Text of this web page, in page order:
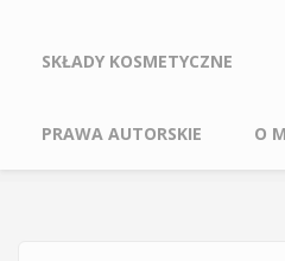
SKŁADY KOSMETYCZNE
PRAWA AUTORSKIE O